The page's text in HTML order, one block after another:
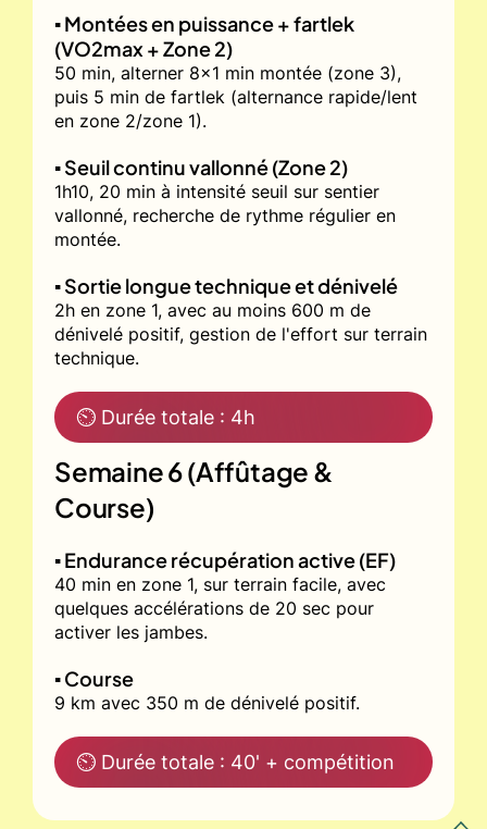
▪️ Montées en puissance + fartlek
(VO2max + Zone 2)
50 min, alterner 8x1 min montée (zone 3),
puis 5 min de fartlek (alternance rapide/lent
en zone 2/zone 1).
▪️ Seuil continu vallonné (Zone 2)
1h10, 20 min à intensité seuil sur sentier
vallonné, recherche de rythme régulier en
montée.
▪️ Sortie longue technique et dénivelé
2h en zone 1, avec au moins 600 m de
dénivelé positif, gestion de l'effort sur terrain
technique.
⏲ Durée totale : 4h
Semaine 6 (Affûtage &
Course)
▪️ Endurance récupération active (EF)
40 min en zone 1, sur terrain facile, avec
quelques accélérations de 20 sec pour
activer les jambes.
▪️ Course
9 km avec 350 m de dénivelé positif.
⏲ Durée totale : 40' + compétition